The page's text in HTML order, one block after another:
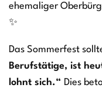
ehemaliger
✨
Das Sommerfest
Berufstätige, ist
lohnt sich.“ Dies